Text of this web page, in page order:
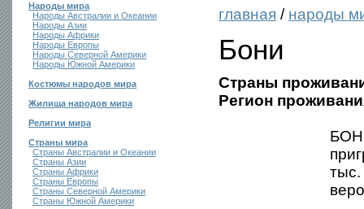
Народы мира
Народы Австралии и Океании
Народы Азии
Народы Африки
Народы Европы
Народы Северной Америки
Народы Южной Америки
Костюмы народов мира
Жилища народов мира
Религии мира
Страны мира
Страны Австралии и Океании
Страны Азии
Страны Африки
Страны Европы
Страны Северной Америки
Страны Южной Америки
главная / народы
Бони
Страны
Регион